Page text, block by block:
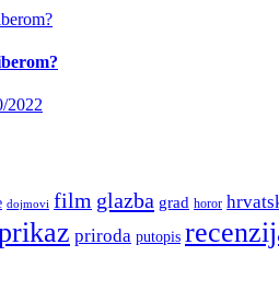
2022
dojmovi film glazba grad horor
priroda putopis